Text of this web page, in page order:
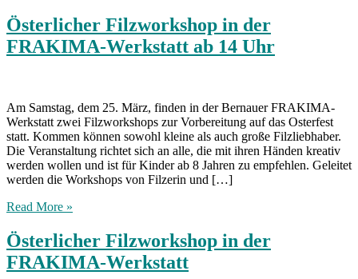
Österlicher Filzworkshop in der
FRAKIMA-Werkstatt ab 14 Uhr
Am Samstag, dem 25. März, finden in der Bernauer FRAKIMA-
Werkstatt zwei Filzworkshops zur Vorbereitung auf das Osterfest
statt. Kommen können sowohl kleine als auch große Filzliebhaber.
Die Veranstaltung richtet sich an alle, die mit ihren Händen kreativ
werden wollen und ist für Kinder ab 8 Jahren zu empfehlen. Geleitet
werden die Workshops von Filzerin und […]
Read More »
Österlicher Filzworkshop in der
FRAKIMA-Werkstatt